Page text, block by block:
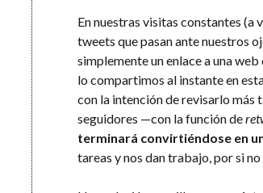
En nuestras visitas constantes (a
tweets que pasan ante nuestros
simplemente un enlace a una
lo compartimos al instante en
con la intención de revisarlo más
seguidores —con la función de
terminará convirtiéndose en
tareas y nos dan trabajo, por si